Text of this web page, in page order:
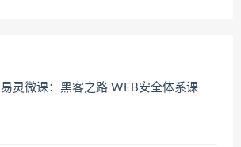
易灵微课：黑客之路 WEB安全体系课